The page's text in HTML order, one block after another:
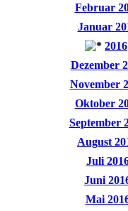
Februar
Januar
2016
Dezember
November
Oktober
September
August
Juli
Juni
Mai